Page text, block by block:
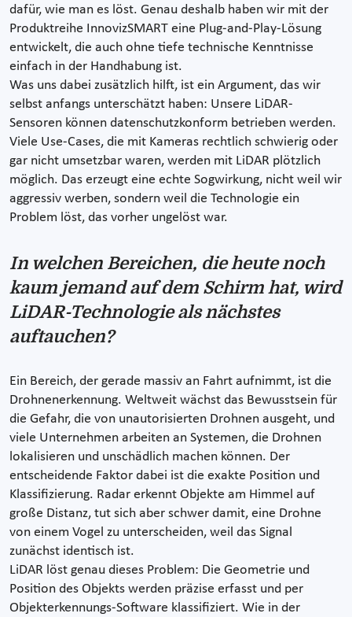
dafür, wie man es löst. Genau deshalb haben wir mit der
Produktreihe InnovizSMART eine Plug-and-Play-Lösung
entwickelt, die auch ohne tiefe technische Kenntnisse
einfach in der Handhabung ist.
Was uns dabei zusätzlich hilft, ist ein Argument, das wir
selbst anfangs unterschätzt haben: Unsere LiDAR-
Sensoren können datenschutzkonform betrieben werden.
Viele Use-Cases, die mit Kameras rechtlich schwierig oder
gar nicht umsetzbar waren, werden mit LiDAR plötzlich
möglich. Das erzeugt eine echte Sogwirkung, nicht weil wir
aggressiv werben, sondern weil die Technologie ein
Problem löst, das vorher ungelöst war.
In welchen Bereichen, die heute noch
kaum jemand auf dem Schirm hat, wird
LiDAR-Technologie als nächstes
auftauchen?
Ein Bereich, der gerade massiv an Fahrt aufnimmt, ist die
Drohnenerkennung. Weltweit wächst das Bewusstsein für
die Gefahr, die von unautorisierten Drohnen ausgeht, und
viele Unternehmen arbeiten an Systemen, die Drohnen
lokalisieren und unschädlich machen können. Der
entscheidende Faktor dabei ist die exakte Position und
Klassifizierung. Radar erkennt Objekte am Himmel auf
große Distanz, tut sich aber schwer damit, eine Drohne
von einem Vogel zu unterscheiden, weil das Signal
zunächst identisch ist.
LiDAR löst genau dieses Problem: Die Geometrie und
Position des Objekts werden präzise erfasst und per
Objekterkennungs-Software klassifiziert. Wie in der